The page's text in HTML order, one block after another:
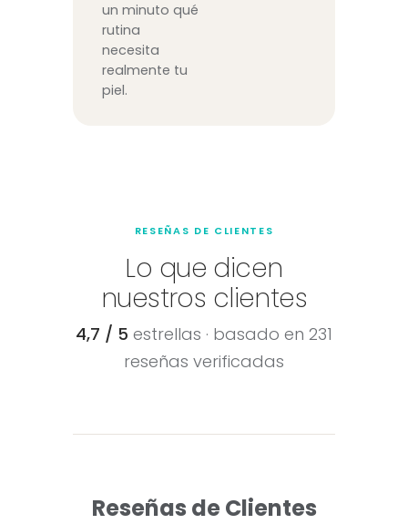
un minuto qué
rutina
necesita
realmente tu
piel.
RESEÑAS DE CLIENTES
Lo que dicen
nuestros clientes
4,7 / 5 estrellas · basado en 231
reseñas verificadas
Reseñas de Clientes